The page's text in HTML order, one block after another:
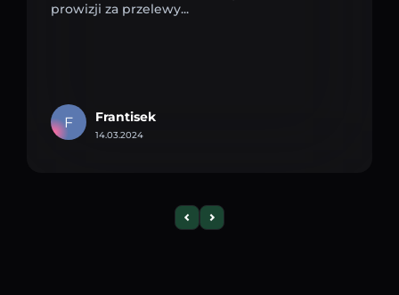
prowizji za przelewy...
F Frantisek
14.03.2024